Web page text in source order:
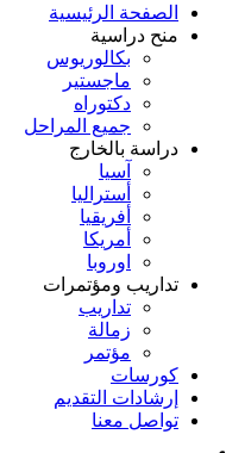
الصفحة الرئيسية
منح دراسية
بكالوريوس
ماجستير
دكتوراه
جميع المراحل
دراسة بالخارج
آسيا
أستراليا
أفريقيا
أمريكا
اوروبا
تداريب ومؤتمرات
تداريب
زمالة
مؤتمر
كورسات
إرشادات التقديم
تواصل معنا